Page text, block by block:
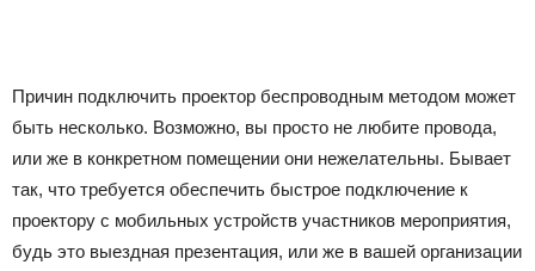
Причин подключить проектор беспроводным методом может
быть несколько. Возможно, вы просто не любите провода,
или же в конкретном помещении они нежелательны. Бывает
так, что требуется обеспечить быстрое подключение к
проектору с мобильных устройств участников мероприятия,
будь это выездная презентация, или же в вашей организации